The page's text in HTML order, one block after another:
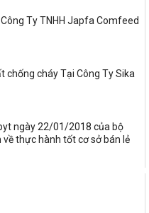
Ty TNHH Japfa Comfeed
chống cháy Tại Công Ty Sika
ngày 22/01/2018 của bộ
thực hành tốt cơ sở bán lẻ